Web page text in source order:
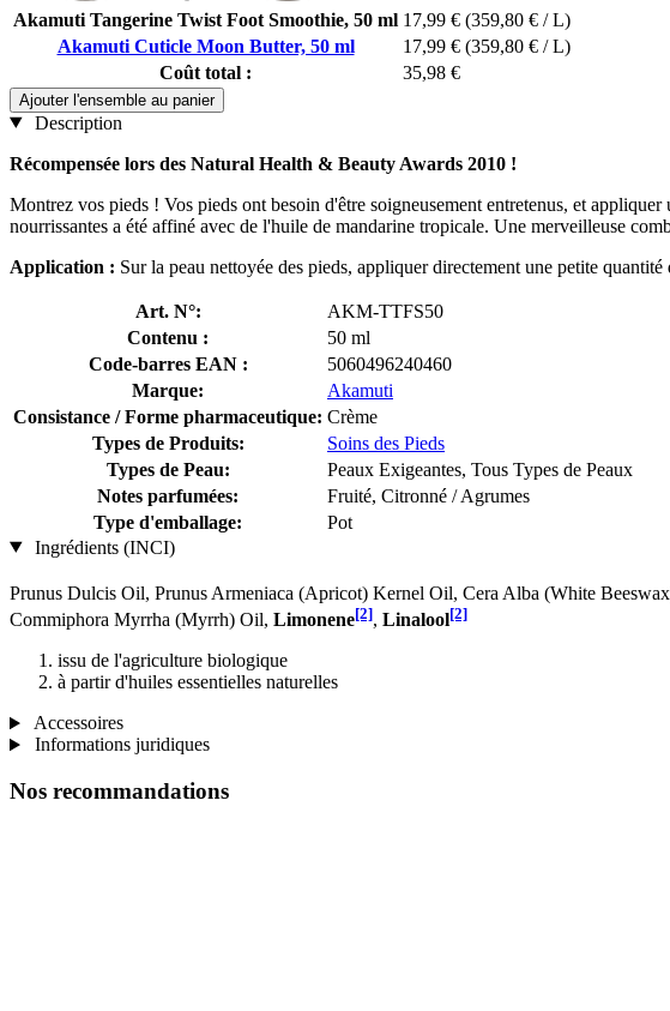
Akamuti Tangerine Twist Foot Smoothie, 50 ml 17,99 € (359,80 € / L)
Akamuti Cuticle Moon Butter, 50 ml
17,99 € (359,80 € / L)
Coût total :
35,98 €
Ajouter l'ensemble au panier
Description
Récompensée lors des Natural Health & Beauty Awards 2010 !
Montrez vos pieds ! Vos pieds ont besoin d'être soigneusement entretenus, et
nourrissantes a été affiné avec de l'huile de mandarine tropicale. Une merveilleuse
Application : Sur la peau nettoyée des pieds, appliquer directement une petite quantité
Art. N°:
AKM-TTFS50
Contenu :
50 ml
Code-barres EAN :
5060496240460
Marque:
Akamuti
Consistance / Forme pharmaceutique: Crème
Types de Produits:
Soins des Pieds
Types de Peau:
Peaux Exigeantes, Tous Types de Peaux
Notes parfumées:
Fruité, Citronné / Agrumes
Type d'emballage:
Pot
Ingrédients (INCI)
Prunus Dulcis Oil, Prunus Armeniaca (Apricot) Kernel Oil, Cera Alba (White
Commiphora Myrrha (Myrrh) Oil, Limonene[2], Linalool[2]
issu de l'agriculture biologique
à partir d'huiles essentielles naturelles
Accessoires
Informations juridiques
Nos recommandations